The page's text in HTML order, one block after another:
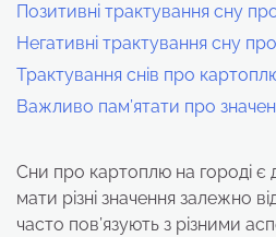
Позитивні трактування сну
Негативні трактування сну
Трактування снів про
Важливо пам’ятати про
Сни про картоплю на городі є
мати різні значення залежно
часто пов’язують з різними